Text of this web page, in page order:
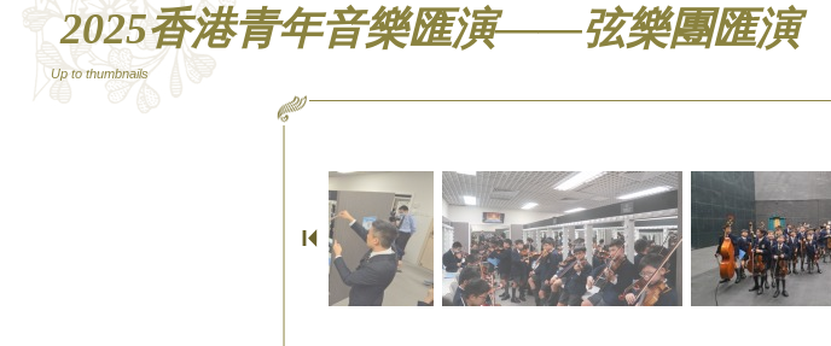
2025香港青年音樂匯演——弦樂團匯演
Up to thumbnails